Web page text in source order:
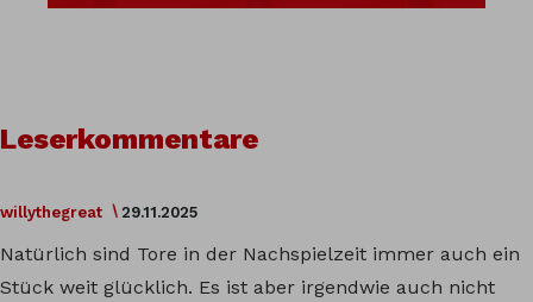
Leserkommentare
willythegreat 29.11.2025
Natürlich sind Tore in der Nachspielzeit immer auch ein
Stück weit glücklich. Es ist aber irgendwie auch nicht